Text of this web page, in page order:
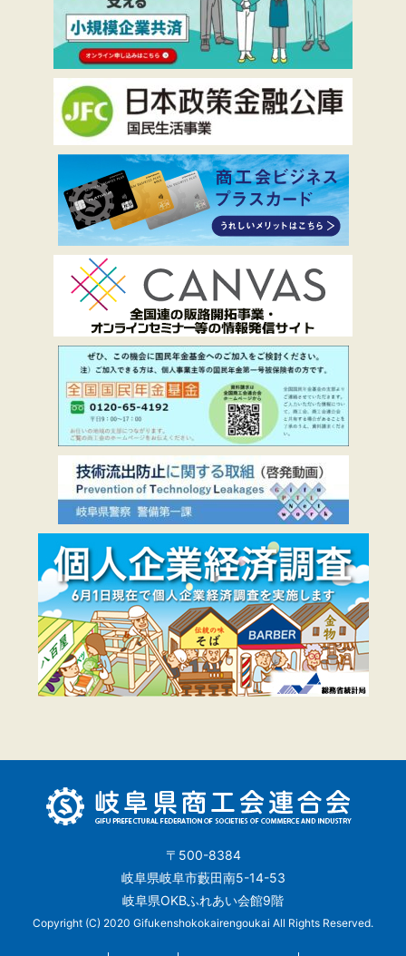
〒500-8384
岐阜県岐阜市藪田南5-14-53
岐阜県OKBふれあい会館9階
Copyright (C) 2020 Gifukenshokokairengoukai All Rights Reserved.